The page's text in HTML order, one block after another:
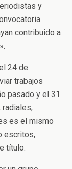
y
contribuido a
24 de
trabajos
pasado y el 31
es el mismo
escritos,
título.